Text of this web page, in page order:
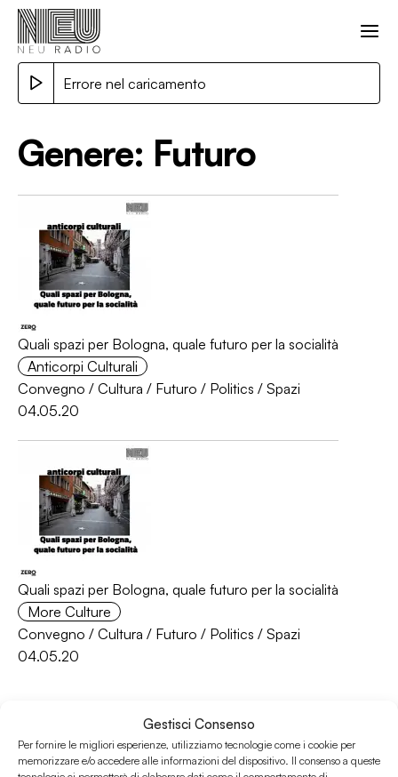
Gestisci Consenso
Per fornire le migliori esperienze, utilizziamo tecnologie come i cookie per
memorizzare e/o accedere alle informazioni del dispositivo. Il consenso a queste
Errore nel caricamento
Genere: Futuro
Quali spazi per Bologna, quale futuro per la socialità
Anticorpi Culturali
Convegno / Cultura / Futuro / Politics / Spazi
04.05.20
Quali spazi per Bologna, quale futuro per la socialità
More Culture
Convegno / Cultura / Futuro / Politics / Spazi
04.05.20